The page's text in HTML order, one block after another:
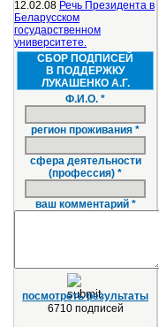
12.02.08 Речь Президента в
Беларусском
государственном
университете.
СБОР ПОДПИСЕЙ
В ПОДДЕРЖКУ
ЛУКАШЕНКО А.Г.
Ф.И.О. *
регион проживания *
сфера деятельности
(профессия) *
ваш комментарий *
посмотреть результаты
6710 подписей